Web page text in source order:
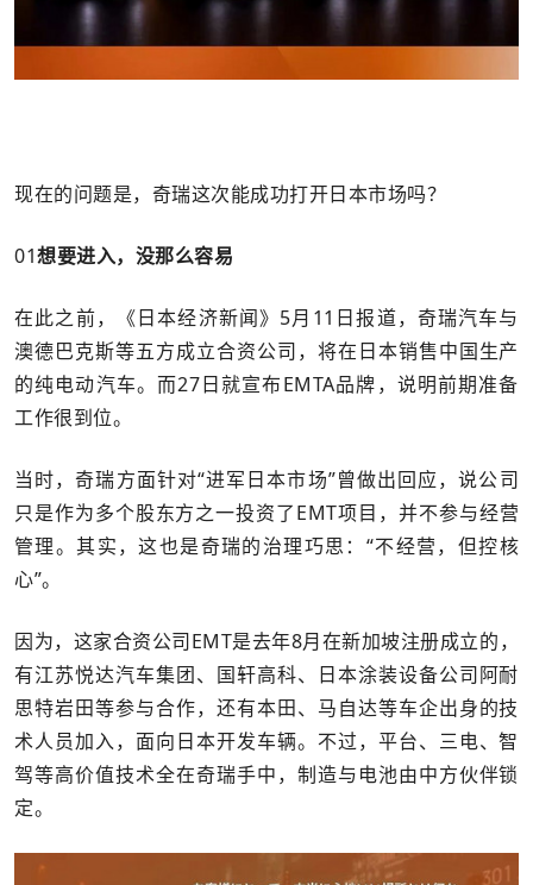
现在的问题是，奇瑞这次能成功打开日本市场吗？
01想要进入，没那么容易
在此之前，《日本经济新闻》5月11日报道，奇瑞汽车与
澳德巴克斯等五方成立合资公司，将在日本销售中国生产
的纯电动汽车。而27日就宣布EMTA品牌，说明前期准备
工作很到位。
当时，奇瑞方面针对“进军日本市场”曾做出回应，说公司
只是作为多个股东方之一投资了EMT项目，并不参与经营
管理。其实，这也是奇瑞的治理巧思：“不经营，但控核
心”。
因为，这家合资公司EMT是去年8月在新加坡注册成立的，
有江苏悦达汽车集团、国轩高科、日本涂装设备公司阿耐
思特岩田等参与合作，还有本田、马自达等车企出身的技
术人员加入，面向日本开发车辆。不过，平台、三电、智
驾等高价值技术全在奇瑞手中，制造与电池由中方伙伴锁
定。